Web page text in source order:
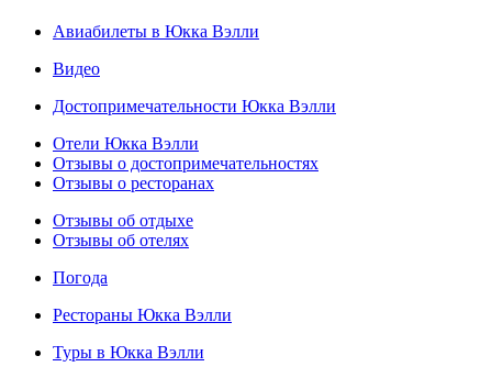
Авиабилеты в Юкка Вэлли
Видео
Достопримечательности Юкка Вэлли
Отели Юкка Вэлли
Отзывы о достопримечательностях
Отзывы о ресторанах
Отзывы об отдыхе
Отзывы об отелях
Погода
Рестораны Юкка Вэлли
Туры в Юкка Вэлли